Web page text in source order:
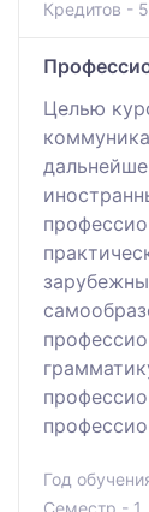
Кредитов - 5
Целью
Год
Семестр - 1